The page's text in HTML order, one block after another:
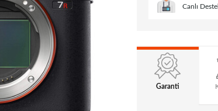
Canlı
Garanti